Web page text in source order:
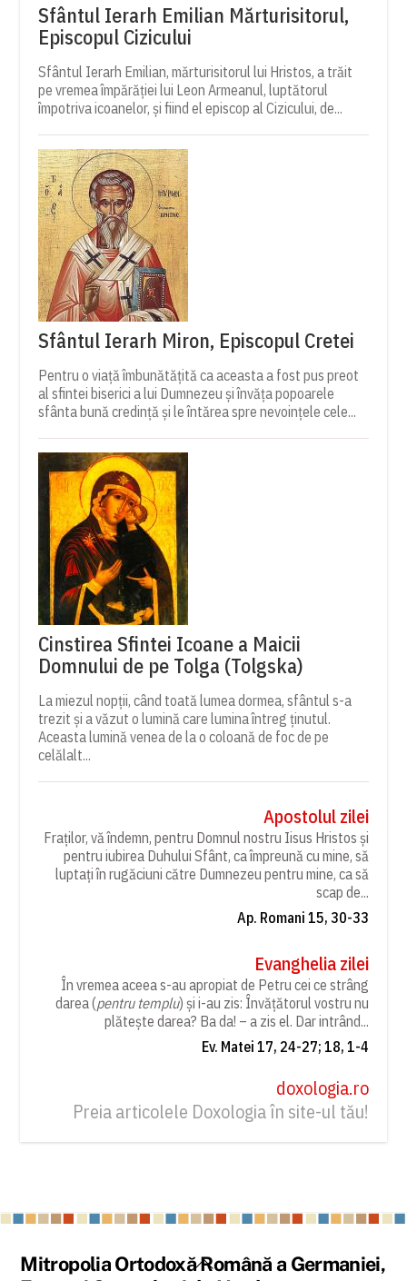
Sfântul Ierarh Emilian Mărturisitorul,
Episcopul Cizicului
Sfântul Ierarh Emilian, mărturisitorul lui Hristos, a trăit
pe vremea împărăției lui Leon Armeanul, luptătorul
împotriva icoanelor, și fiind el episcop al Cizicului, de...
Sfântul Ierarh Miron, Episcopul Cretei
Pentru o viață îmbunătățită ca aceasta a fost pus preot
al sfintei biserici a lui Dumnezeu și învăța popoarele
sfânta bună credință și le întărea spre nevoințele cele...
Cinstirea Sfintei Icoane a Maicii
Domnului de pe Tolga (Tolgska)
La miezul nopții, când toată lumea dormea, sfântul s-a
trezit și a văzut o lumină care lumina întreg ținutul.
Aceasta lumină venea de la o coloană de foc de pe
celălalt...
Apostolul zilei
Fraților, vă îndemn, pentru Domnul nostru Iisus Hristos și
pentru iubirea Duhului Sfânt, ca împreună cu mine, să
luptați în rugăciuni către Dumnezeu pentru mine, ca să
scap de...
Ap. Romani 15, 30-33
Evanghelia zilei
În vremea aceea s-au apropiat de Petru cei ce strâng
darea (pentru templu) și i-au zis: Învățătorul vostru nu
plătește darea? Ba da! – a zis el. Dar intrând...
Ev. Matei 17, 24-27; 18, 1-4
doxologia.ro
Preia articolele Doxologia în site-ul tău!
Back
Mitropolia Ortodoxă Română a Germaniei,